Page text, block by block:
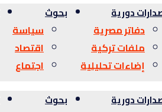
دورية
دفاتر مصرية
ملفات تركية
إضاءات تحليلية
بحوث
سياسة
اقتصاد
اجتماع
دورية بحوث